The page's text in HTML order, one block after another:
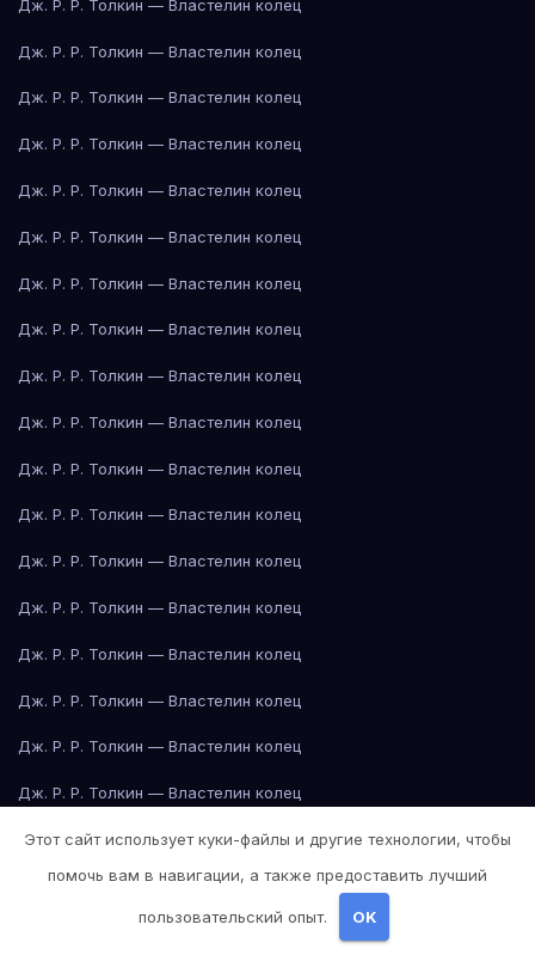
Дж. Р. Р. Толкин — Властелин колец
Дж. Р. Р. Толкин — Властелин колец
Дж. Р. Р. Толкин — Властелин колец
Дж. Р. Р. Толкин — Властелин колец
Дж. Р. Р. Толкин — Властелин колец
Дж. Р. Р. Толкин — Властелин колец
Дж. Р. Р. Толкин — Властелин колец
Дж. Р. Р. Толкин — Властелин колец
Дж. Р. Р. Толкин — Властелин колец
Дж. Р. Р. Толкин — Властелин колец
Дж. Р. Р. Толкин — Властелин колец
Дж. Р. Р. Толкин — Властелин колец
Дж. Р. Р. Толкин — Властелин колец
Дж. Р. Р. Толкин — Властелин колец
Дж. Р. Р. Толкин — Властелин колец
Дж. Р. Р. Толкин — Властелин колец
Дж. Р. Р. Толкин — Властелин колец
Дж. Р. Р. Толкин — Властелин колец
Дж. Р. Р. Толкин — Властелин колец
Джейн Остин — Гордость и предубеждение
Этот сайт использует куки-файлы и другие технологии, чтобы
помочь вам в навигации, а также предоставить лучший
пользовательский опыт. OK